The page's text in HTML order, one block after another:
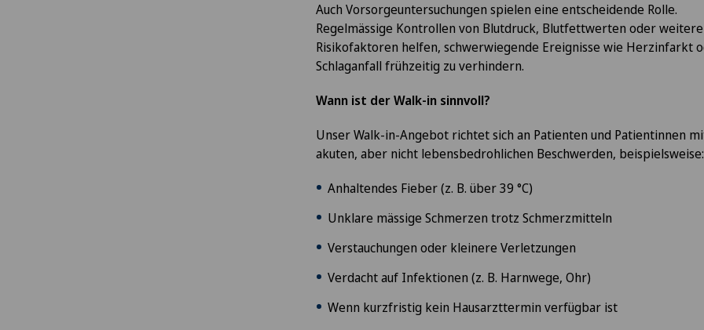
Auch Vorsorgeuntersuchungen spielen eine entscheidende Rolle.
Regelmässige Kontrollen von Blutdruck, Blutfettwerten oder
Risikofaktoren helfen, schwerwiegende Ereignisse wie Herzinfarkt
Schlaganfall frühzeitig zu verhindern.
Wann ist der Walk-in sinnvoll?
Unser Walk-in-Angebot richtet sich an Patienten und Patientinnen
akuten, aber nicht lebensbedrohlichen Beschwerden, beispielsweise:
Anhaltendes Fieber (z. B. über 39 °C)
Unklare mässige Schmerzen trotz Schmerzmitteln
Verstauchungen oder kleinere Verletzungen
Verdacht auf Infektionen (z. B. Harnwege, Ohr)
Wenn kurzfristig kein Hausarzttermin verfügbar ist